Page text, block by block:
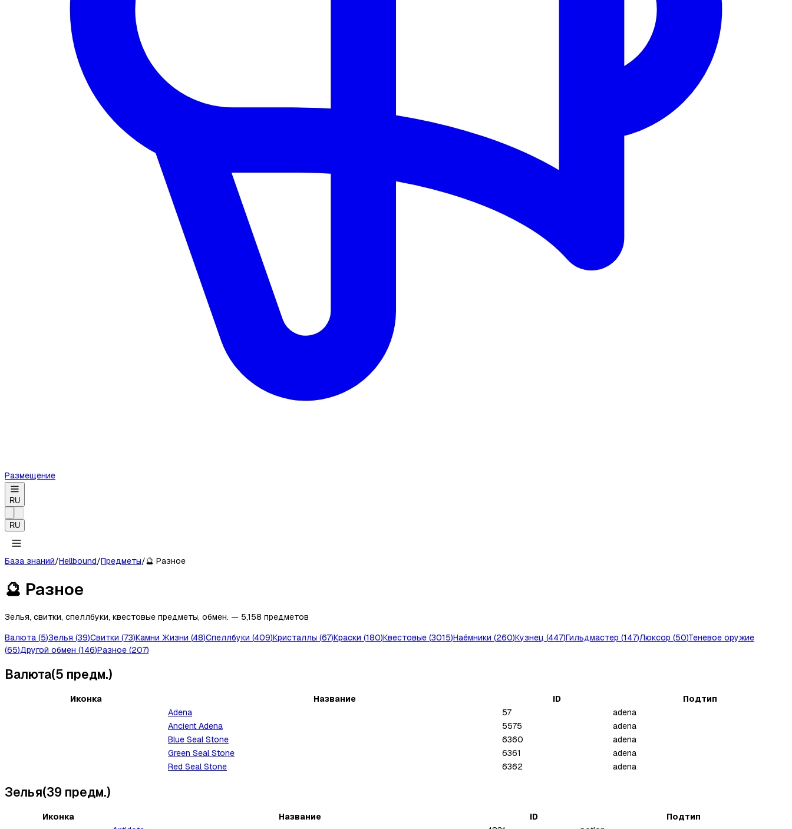
Размещение
RU
RU
База знаний/Hellbound/Предметы/🔮 Разное
🔮 Разное
Зелья, свитки, спеллбуки, квестовые предметы, обмен. — 5,158 предметов
Валюта (5)Зелья (39)Свитки (73)Камни Жизни (48)Спеллбуки (409)Кристаллы (67)Краски (180)Квестовые (3015)Наёмники (260)Кузнец (447)Гильдмастер (147)Люксор (50)Теневое оружие
(65)Другой обмен (146)Разное (207)
Валюта(5 предм.)
Иконка Название ID
Подтип
Adena
57
adena
Ancient Adena
5575
adena
Blue Seal Stone
6360
adena
Green Seal Stone
6361
adena
Red Seal Stone
6362 adena
Зелья(39 предм.)
Иконка Название ID
Подтип